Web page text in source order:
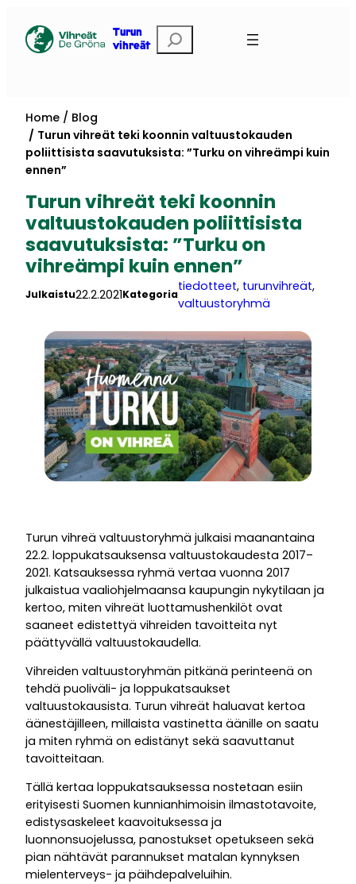
content
Turun
vihreät
Etsi
Home
Blog
Turun vihreät teki koonnin valtuustokauden
poliittisista saavutuksista: ”Turku on vihreämpi kuin
ennen”
Turun vihreät teki koonnin
valtuustokauden poliittisista
saavutuksista: ”Turku on
vihreämpi kuin ennen”
Julkaistu22.2.2021Kategoria
tiedotteet, turunvihreät
valtuustoryhmä
Turun vihreä valtuustoryhmä julkaisi maanantaina
22.2. loppukatsauksensa valtuustokaudesta 2017–
2021. Katsauksessa ryhmä vertaa vuonna 2017
julkaistua vaaliohjelmaansa kaupungin nykytilaan ja
kertoo, miten vihreät luottamushenkilöt ovat
saaneet edistettyä vihreiden tavoitteita nyt
päättyvällä valtuustokaudella.
Vihreiden valtuustoryhmän pitkänä perinteenä on
tehdä puoliväli- ja loppukatsaukset
valtuustokausista. Turun vihreät haluavat kertoa
äänestäjilleen, millaista vastinetta äänille on saatu
ja miten ryhmä on edistänyt sekä saavuttanut
tavoitteitaan.
Tällä kertaa loppukatsauksessa nostetaan esiin
erityisesti Suomen kunnianhimoisin ilmastotavoite,
edistysaskeleet kaavoituksessa ja
luonnonsuojelussa, panostukset opetukseen sekä
pian nähtävät parannukset matalan kynnyksen
mielenterveys- ja päihdepalveluihin.